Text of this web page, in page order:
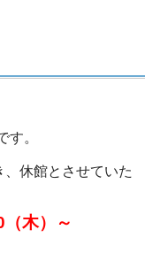
す。
休館とさせていた
木）～